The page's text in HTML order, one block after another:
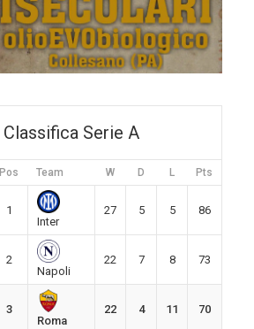
Classifica Serie A
Pos Team W D L Pts
1
Inter
27 5 5 86
2
Napoli
22 7 8 73
3
Roma
22 4 11 70